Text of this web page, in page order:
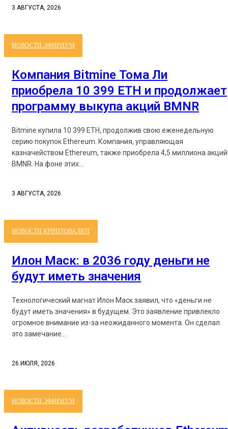
3 АВГУСТА, 2026
НОВОСТИ ЭФИРИУМ
Компания Bitmine Тома Ли
приобрела 10 399 ETH и продолжает
программу выкупа акций BMNR
Bitmine купила 10 399 ETH, продолжив свою еженедельную
серию покупок Ethereum. Компания, управляющая
казначейством Ethereum, также приобрела 4,5 миллиона акций
BMNR. На фоне этих...
3 АВГУСТА, 2026
НОВОСТИ КРИПТОВАЛЮТ
Илон Маск: в 2036 году деньги не
будут иметь значения
Технологический магнат Илон Маск заявил, что «деньги не
будут иметь значения» в будущем. Это заявление привлекло
огромное внимание из-за неожиданного момента. Он сделал
это замечание...
26 ИЮЛЯ, 2026
НОВОСТИ ЭФИРИУМ